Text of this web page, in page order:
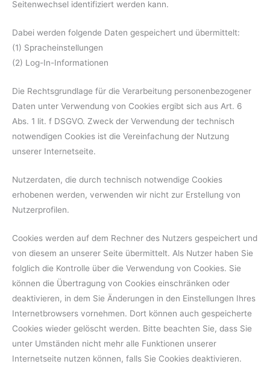
Seitenwechsel identifiziert werden kann.
Dabei werden folgende Daten gespeichert und übermittelt:
(1) Spracheinstellungen
(2) Log-In-Informationen
Die Rechtsgrundlage für die Verarbeitung personenbezogener
Daten unter Verwendung von Cookies ergibt sich aus Art. 6
Abs. 1 lit. f DSGVO. Zweck der Verwendung der technisch
notwendigen Cookies ist die Vereinfachung der Nutzung
unserer Internetseite.
Nutzerdaten, die durch technisch notwendige Cookies
erhobenen werden, verwenden wir nicht zur Erstellung von
Nutzerprofilen.
Cookies werden auf dem Rechner des Nutzers gespeichert und
von diesem an unserer Seite übermittelt. Als Nutzer haben Sie
folglich die Kontrolle über die Verwendung von Cookies. Sie
können die Übertragung von Cookies einschränken oder
deaktivieren, in dem Sie Änderungen in den Einstellungen Ihres
Internetbrowsers vornehmen. Dort können auch gespeicherte
Cookies wieder gelöscht werden. Bitte beachten Sie, dass Sie
unter Umständen nicht mehr alle Funktionen unserer
Internetseite nutzen können, falls Sie Cookies deaktivieren.